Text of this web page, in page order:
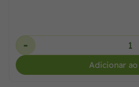
-
Adicionar